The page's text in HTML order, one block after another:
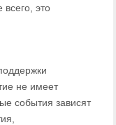
это
не имеет
события зависят